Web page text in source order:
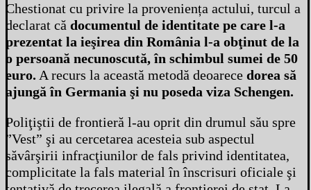
Chestionat cu privire la proveniența actului, turcul a
declarat că documentul de identitate pe care l-a
prezentat la ieşirea din România l-a obţinut de la
o persoană necunoscută, în schimbul sumei de 50
euro. A recurs la această metodă deoarece dorea să
ajungă în Germania şi nu poseda viza Schengen.
Poliţiştii de frontieră l-au oprit din drumul său spre
”Vest” şi au cercetarea acesteia sub aspectul
săvârşirii infracţiunilor de fals privind identitatea,
complicitate la fals material în înscrisuri oficiale şi